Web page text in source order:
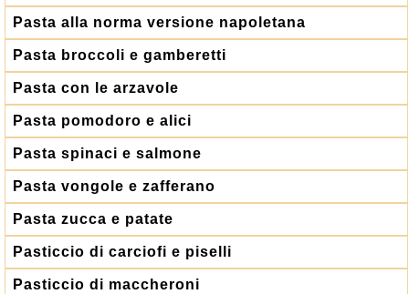
Pasta alla norma versione napoletana
Pasta broccoli e gamberetti
Pasta con le arzavole
Pasta pomodoro e alici
Pasta spinaci e salmone
Pasta vongole e zafferano
Pasta zucca e patate
Pasticcio di carciofi e piselli
Pasticcio di maccheroni